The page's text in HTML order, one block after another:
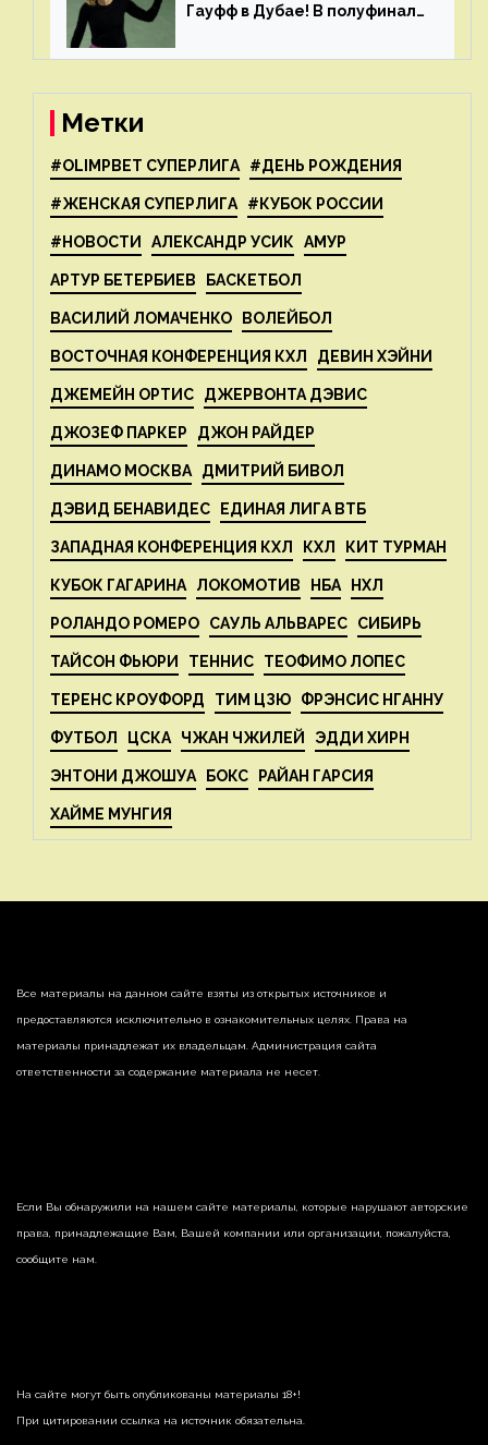
Гауфф в Дубае! В полуфинале
Свёнтек
Метки
#OLIMPBET СУПЕРЛИГА #ДЕНЬ РОЖДЕНИЯ
#ЖЕНСКАЯ СУПЕРЛИГА #КУБОК РОССИИ
#НОВОСТИ АЛЕКСАНДР УСИК АМУР
АРТУР БЕТЕРБИЕВ БАСКЕТБОЛ
ВАСИЛИЙ ЛОМАЧЕНКО ВОЛЕЙБОЛ
ВОСТОЧНАЯ КОНФЕРЕНЦИЯ КХЛ ДЕВИН ХЭЙНИ
ДЖЕМЕЙН ОРТИС ДЖЕРВОНТА ДЭВИС
ДЖОЗЕФ ПАРКЕР ДЖОН РАЙДЕР
ДИНАМО МОСКВА ДМИТРИЙ БИВОЛ
ДЭВИД БЕНАВИДЕС ЕДИНАЯ ЛИГА ВТБ
ЗАПАДНАЯ КОНФЕРЕНЦИЯ КХЛ КХЛ КИТ ТУРМАН
КУБОК ГАГАРИНА ЛОКОМОТИВ НБА НХЛ
РОЛАНДО РОМЕРО САУЛЬ АЛЬВАРЕС СИБИРЬ
ТАЙСОН ФЬЮРИ ТЕННИС ТЕОФИМО ЛОПЕС
ТЕРЕНС КРОУФОРД ТИМ ЦЗЮ ФРЭНСИС НГАННУ
ФУТБОЛ ЦСКА ЧЖАН ЧЖИЛЕЙ ЭДДИ ХИРН
ЭНТОНИ ДЖОШУА БОКС РАЙАН ГАРСИЯ
ХАЙМЕ МУНГИЯ
Все материалы на данном сайте взяты из открытых источников и
предоставляются исключительно в ознакомительных целях. Права на
материалы принадлежат их владельцам. Администрация сайта
ответственности за содержание материала не несет.
Если Вы обнаружили на нашем сайте материалы, которые нарушают авторские
права, принадлежащие Вам, Вашей компании или организации, пожалуйста,
сообщите нам.
На сайте могут быть опубликованы материалы 18+!
При цитировании ссылка на источник обязательна.